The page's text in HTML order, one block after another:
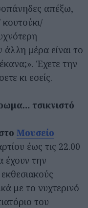
απέξω,
άλλη μέρα είναι το
Έχετε την
κι εσείς.
τσικνιστό
Μουσείο
έως τις 22.00
έχουν την
με το νυχτερινό
του